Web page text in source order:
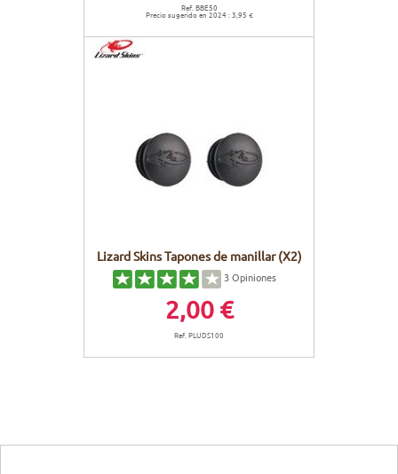
Ref. BBE50
Precio sugerido en 2024 : 3,95 €
Lizard Skins Tapones de manillar (X2)
3Opiniones
2,00 €
Ref. PLUDS100